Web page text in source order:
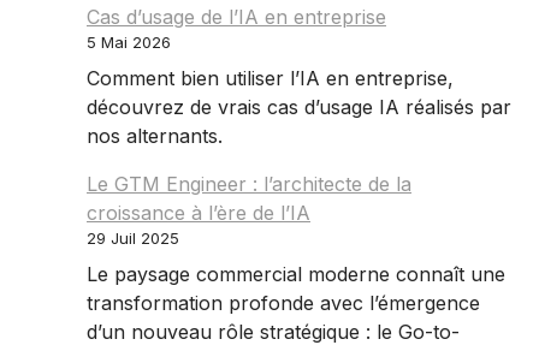
Cas d’usage de l’IA en entreprise
5 Mai 2026
Comment bien utiliser l’IA en entreprise,
découvrez de vrais cas d’usage IA réalisés par
nos alternants.
Le GTM Engineer : l’architecte de la
croissance à l’ère de l’IA
29 Juil 2025
Le paysage commercial moderne connaît une
transformation profonde avec l’émergence
d’un nouveau rôle stratégique : le Go-to-